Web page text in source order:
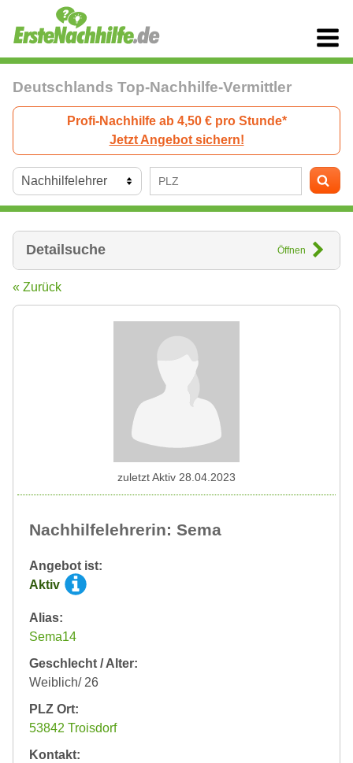
Deutschlands Top-Nachhilfe-Vermittler
Profi-Nachhilfe ab 4,50 € pro Stunde*
Jetzt Angebot sichern!
Detailsuche Öffnen
« Zurück
Nachhilfelehrerin: Sema
Angebot ist:
Aktiv
Alias:
Sema14
Geschlecht / Alter:
Weiblich/ 26
PLZ Ort:
53842 Troisdorf
Kontakt:
zuletzt Aktiv 28.04.2023